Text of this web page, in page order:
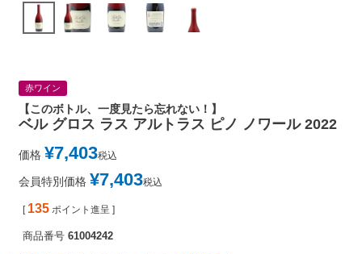
赤ワイン
【このボトル、一度見たら忘れない！】
ベル グロス ラス アルトラス ピノ ノワール 2022
価格 ¥7,403税込
会員特別価格 ¥7,403税込
[ 135 ポイント進呈 ]
商品番号 61004242